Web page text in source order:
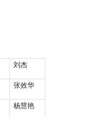
刘杰
张效华
杨慧艳